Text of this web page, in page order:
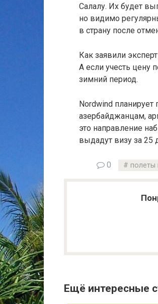
Салалу. Их будет
но видимо
в страну после
Как заявили
А если учесть цену
зимний период.
Nordwind
азербайджанцам,
это направление
выдадут визу за 25
0 полеты
Ещё интересные